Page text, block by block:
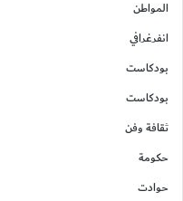
المواطن
انفرغرافي
بودكاست
بودكاست
ثقافة وفن
حكومة
حوادت